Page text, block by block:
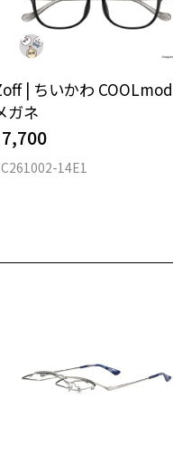
| ちいかわ
ガネ
7,700
14E1